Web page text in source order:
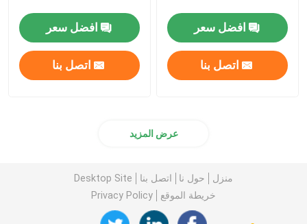
افضل سعر
اتصل بنا
افضل سعر
اتصل بنا
عرض المزيد
منزل حول نا اتصل بنا
Desktop Site
خريطة الموقع
Privacy Policy